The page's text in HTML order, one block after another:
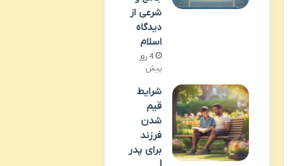
شرعی از
دیدگاه
اسلام
4 روز
پیش
شرایط
قیم
شدن
فرزند
برای پدر